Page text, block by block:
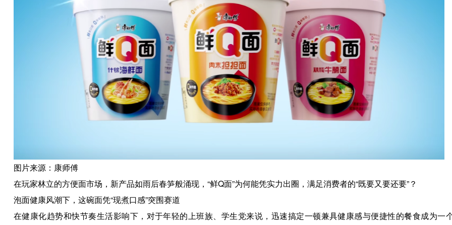
图片来源：康师傅
在玩家林立的方便面市场，新产品如雨后春笋般涌现，“鲜Q面”为何能凭实力出圈，满足消费者的“既要又要还要”？
泡面健康风潮下，这碗面凭“现煮口感”突围赛道
在健康化趋势和快节奏生活影响下，对于年轻的上班族、学生党来说，迅速搞定一顿兼具健康感与便捷性的餐食成为一